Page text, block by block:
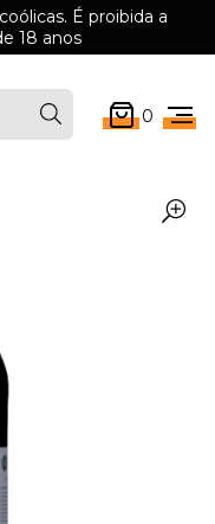
É proibida a
18 anos
0